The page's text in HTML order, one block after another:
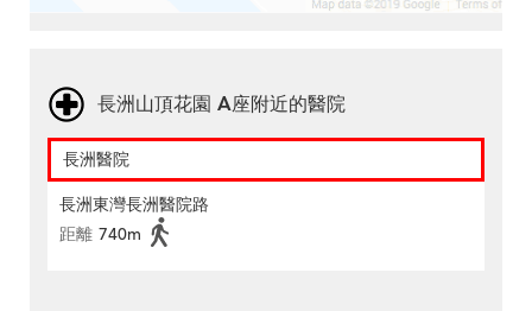
長洲山頂花園 A座附近的醫院
長洲醫院
長洲東灣長洲醫院路
距離 740m